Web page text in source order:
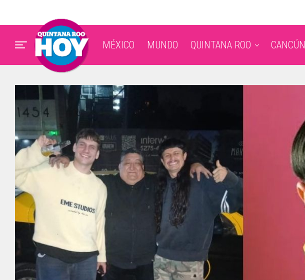
MÉXICO MUNDO QUINTANA ROO CANCÚN